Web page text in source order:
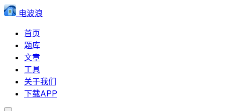
电波浪
首页
题库
文章
工具
关于我们
下载APP